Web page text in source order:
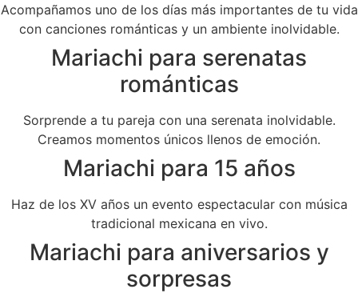
Acompañamos uno de los días más importantes de tu vida
con canciones románticas y un ambiente inolvidable.
Mariachi para serenatas
románticas
Sorprende a tu pareja con una serenata inolvidable.
Creamos momentos únicos llenos de emoción.
Mariachi para 15 años
Haz de los XV años un evento espectacular con música
tradicional mexicana en vivo.
Mariachi para aniversarios y
sorpresas